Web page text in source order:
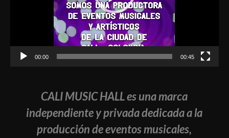
00:00 00:45
CALI MUSIC HALL es una marca
independiente y privada dedicada a la
producción de eventos musicales,